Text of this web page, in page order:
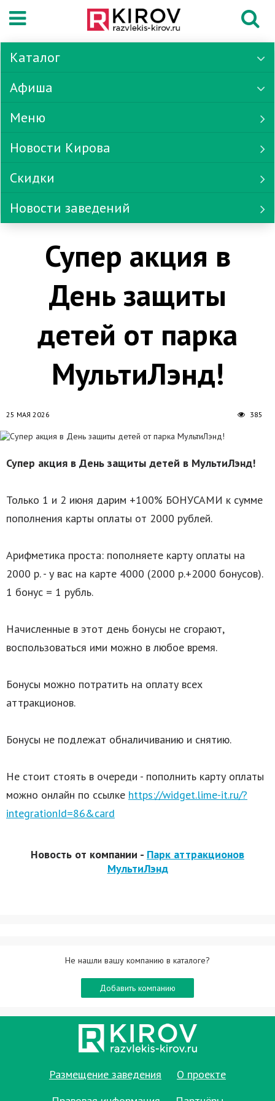
Каталог
Афиша
Меню
Новости Кирова
Скидки
Новости заведений
Супер акция в
День защиты
детей от парка
МультиЛэнд!
25 МАЯ 2026 385
Супер акция в День защиты детей в МультиЛэнд!
Только 1 и 2 июня дарим +100% БОНУСАМИ к сумме
пополнения карты оплаты от 2000 рублей.
Арифметика проста: пополняете карту оплаты на
2000 р. - у вас на карте 4000 (2000 р.+2000 бонусов).
1 бонус = 1 рубль.
Начисленные в этот день бонусы не сгорают,
воспользоваться ими можно в любое время.
Бонусы можно потратить на оплату всех
аттракционов.
Бонусы не подлежат обналичиванию и снятию.
Не стоит стоять в очереди - пополнить карту оплаты
можно онлайн по ссылке https://widget.lime-it.ru/?
integrationId=86&card
Новость от компании - Парк аттракционов
МультиЛэнд
Не нашли вашу компанию в каталоге?
Добавить компанию
Размещение заведения
О проекте